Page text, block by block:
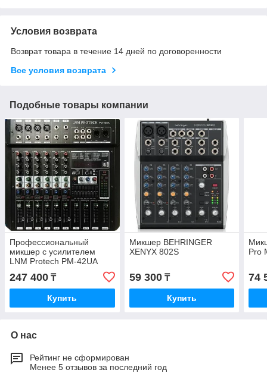
Условия возврата
Возврат товара в течение 14 дней по договоренности
Все условия возврата
Подобные товары компании
Профессиональный
микшер с усилителем
LNM Protech PM-42UA
247 400 ₸
Купить
Микшер BEHRINGER
XENYX 802S
59 300₸
Купить
Pro
74
О нас
Рейтинг не сформирован
Менее 5 отзывов за последний год